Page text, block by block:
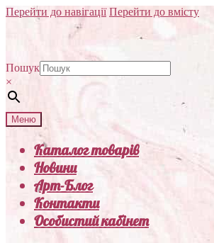
Перейти до навігації Перейти до вмісту
Пошук
×
Меню
Каталог товарів
Новини
Арт-Блог
Контакти
Особистий кабінет